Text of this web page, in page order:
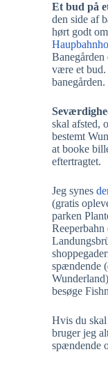
Et bud på
den side af
hørt godt
Banegården
være et bud.
banegården.
skal afsted,
bestemt
at booke
eftertragtet.
Jeg synes
(gratis
parken
spændende
besøge
Hvis du
bruger jeg
spændende